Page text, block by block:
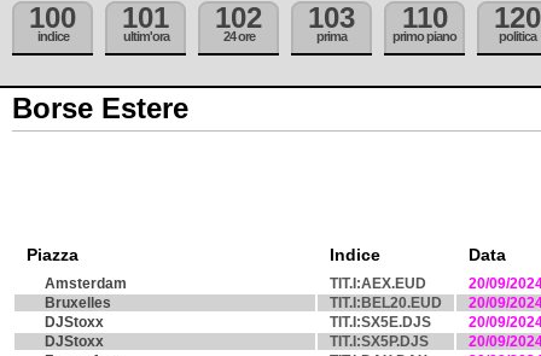
100
indice
101
ultim'ora
102
24 ore
103
prima
110
primo piano
120
politica
Borse Estere
Piazza Indice Data
Amsterdam TIT.I:AEX.EUD
20/09/
Bruxelles
TIT.I:BEL20.EUD
20/09/
DJStoxx
TIT.I:SX5E.DJS
20/09/
DJStoxx
TIT.I:SX5P.DJS
20/09/